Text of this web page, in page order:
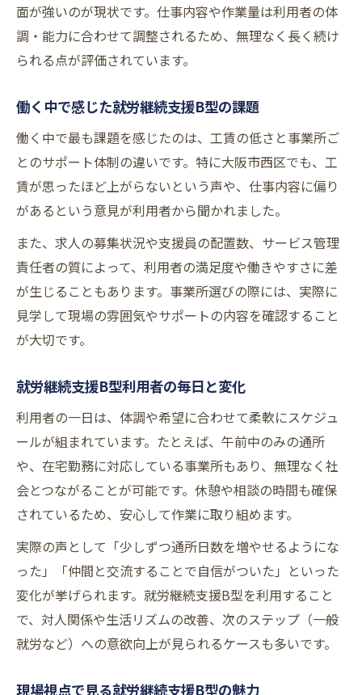
工賃アップを目指すための取り組み紹介
就労継続支援B型で工賃アップを目指す方法
経験者から学ぶ工賃アップの取り組み事例
夫
支援員と連携した工賃アップの成功体験
一般就労へのステップとしての工賃アップ
支援員のサポートが変える利用者の生活
る
経験者が感じた支援員の役割と対応力
利用者の自立を支える就労継続支援B型の支
援
生活支援と就労継続支援B型の連携で見える
変化
面が強いのが現状です。仕事内容や作業量は利用者の体
調・能力に合わせて調整されるため、無理なく長く続け
られる点が評価されています。
働く中で感じた就労継続支援B型の課題
働く中で最も課題を感じたのは、工賃の低さと事業所ご
とのサポート体制の違いです。特に大阪市西区でも、工
賃が思ったほど上がらないという声や、仕事内容に偏り
があるという意見が利用者から聞かれました。
また、求人の募集状況や支援員の配置数、サービス管理
責任者の質によって、利用者の満足度や働きやすさに差
が生じることもあります。事業所選びの際には、実際に
見学して現場の雰囲気やサポートの内容を確認すること
が大切です。
就労継続支援B型利用者の毎日と変化
利用者の一日は、体調や希望に合わせて柔軟にスケジュ
ールが組まれています。たとえば、午前中のみの通所
や、在宅勤務に対応している事業所もあり、無理なく社
会とつながることが可能です。休憩や相談の時間も確保
されているため、安心して作業に取り組めます。
実際の声として「少しずつ通所日数を増やせるようにな
った」「仲間と交流することで自信がついた」といった
変化が挙げられます。就労継続支援B型を利用すること
で、対人関係や生活リズムの改善、次のステップ（一般
就労など）への意欲向上が見られるケースも多いです。
現場視点で見る就労継続支援B型の魅力